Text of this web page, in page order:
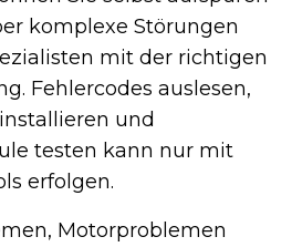
komplexe Störungen
mit der richtigen
Fehlercodes auslesen,
und
testen kann nur mit
erfolgen.
Motorproblemen